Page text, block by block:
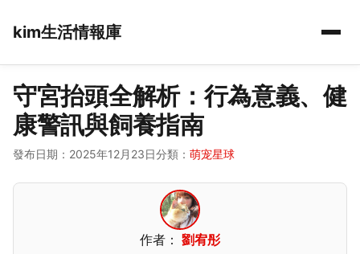
kim生活情報庫
守宮抬頭全解析：行為意義、健
康警訊與飼養指南
發布日期：2025年12月23日分類： 萌宠星球
作者： 劉宥彤